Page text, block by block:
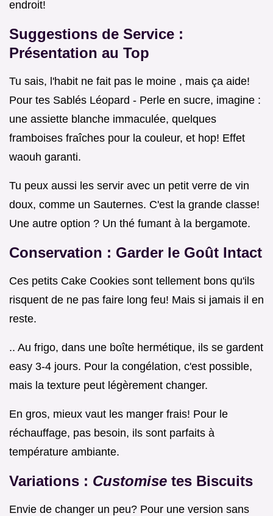
endroit!
Suggestions de Service :
Présentation au Top
Tu sais, l'habit ne fait pas le moine , mais ça aide!
Pour tes Sablés Léopard - Perle en sucre, imagine :
une assiette blanche immaculée, quelques
framboises fraîches pour la couleur, et hop! Effet
waouh garanti.
Tu peux aussi les servir avec un petit verre de vin
doux, comme un Sauternes. C'est la grande classe!
Une autre option ? Un thé fumant à la bergamote.
Conservation : Garder le Goût Intact
Ces petits Cake Cookies sont tellement bons qu'ils
risquent de ne pas faire long feu! Mais si jamais il en
reste.
.. Au frigo, dans une boîte hermétique, ils se gardent
easy 3-4 jours. Pour la congélation, c'est possible,
mais la texture peut légèrement changer.
En gros, mieux vaut les manger frais! Pour le
réchauffage, pas besoin, ils sont parfaits à
température ambiante.
Variations : Customise tes Biscuits
Envie de changer un peu? Pour une version sans